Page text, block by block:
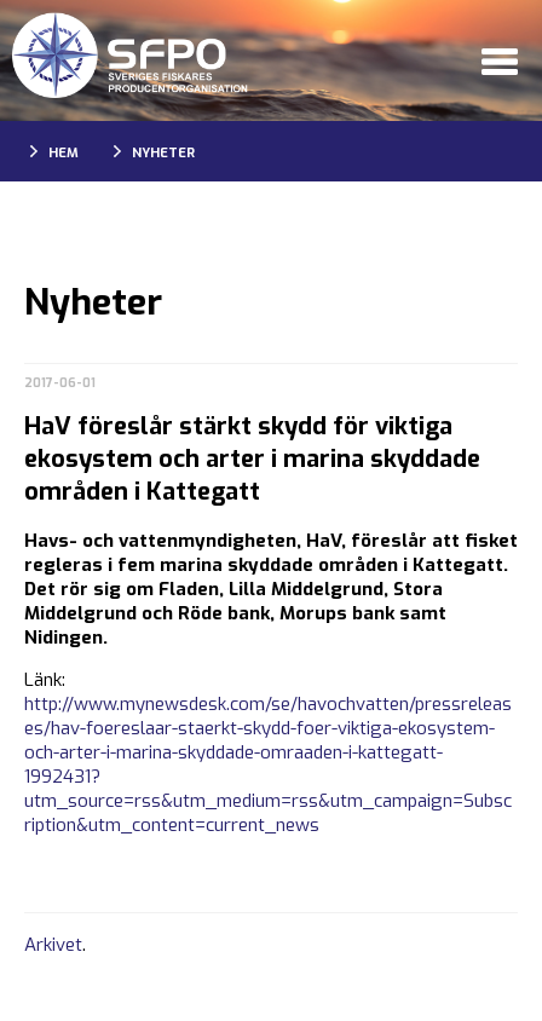
HEM NYHETER
Nyheter
2017-06-01
HaV föreslår stärkt skydd för viktiga
ekosystem och arter i marina skyddade
områden i Kattegatt
Havs- och vattenmyndigheten, HaV, föreslår att fisket
regleras i fem marina skyddade områden i Kattegatt.
Det rör sig om Fladen, Lilla Middelgrund, Stora
Middelgrund och Röde bank, Morups bank samt
Nidingen.
Länk:
http://www.mynewsdesk.com/se/havochvatten/pressreleas
es/hav-foereslaar-staerkt-skydd-foer-viktiga-ekosystem-
och-arter-i-marina-skyddade-omraaden-i-kattegatt-
1992431?
utm_source=rss&utm_medium=rss&utm_campaign=Subsc
ription&utm_content=current_news
Arkivet.